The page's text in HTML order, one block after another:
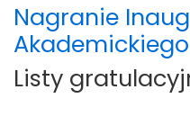
Nagranie
Listy